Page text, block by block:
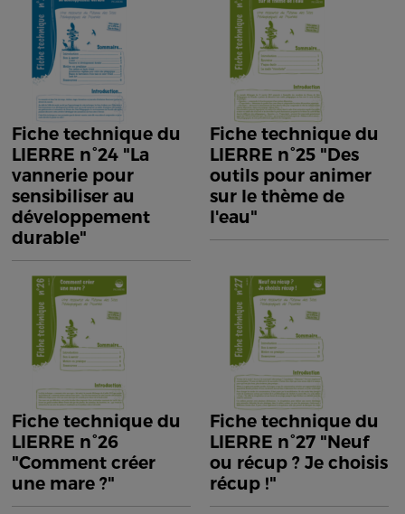
Fiche technique du
LIERRE n°24 "La
vannerie pour
sensibiliser au
développement
durable"
Fiche technique du
LIERRE n°25 "Des
outils pour animer
sur le thème de
l'eau"
Fiche technique du
LIERRE n°26
"Comment créer
une mare ?"
Fiche technique du
LIERRE n°27 "Neuf
ou récup ? Je choisis
récup !"